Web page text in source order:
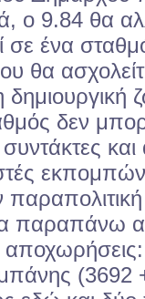
ο 9.84 θα
σε ένα
θα
δεν
συντάκτες
εκπομπών,
παραπάνω
(3692